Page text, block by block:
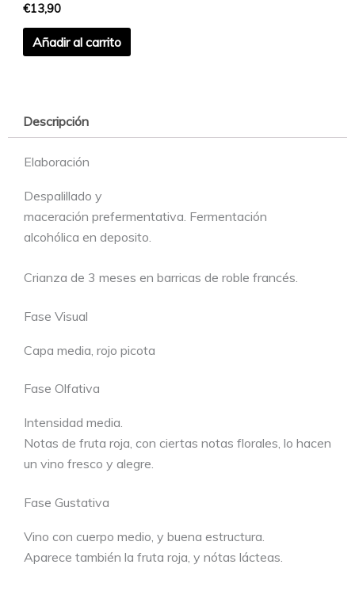
€13,90
Añadir al carrito
Descripción
Elaboración
Despalillado y
maceración prefermentativa. Fermentación
alcohólica en deposito.
Crianza de 3 meses en barricas de roble francés.
Fase Visual
Capa media, rojo picota
Fase Olfativa
Intensidad media.
Notas de fruta roja, con ciertas notas florales, lo hacen
un vino fresco y alegre.
Fase Gustativa
Vino con cuerpo medio, y buena estructura.
Aparece también la fruta roja, y nótas lácteas.